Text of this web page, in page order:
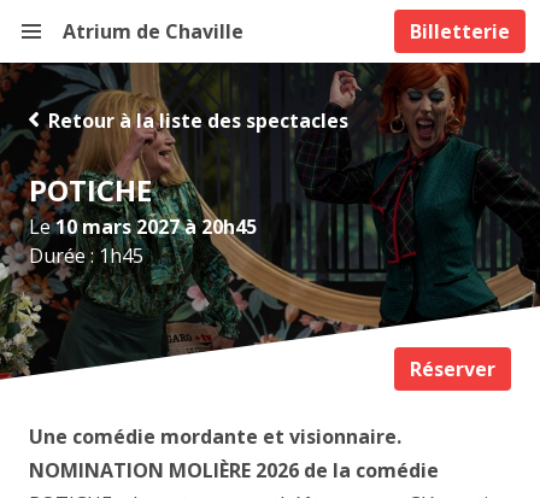
Atrium de Chaville Billetterie
Retour à la liste des spectacles
POTICHE
Le10 mars 2027 à 20h45
Durée : 1h45
Réserver
Une comédie mordante et visionnaire.
NOMINATION MOLIÈRE 2026 de la comédie